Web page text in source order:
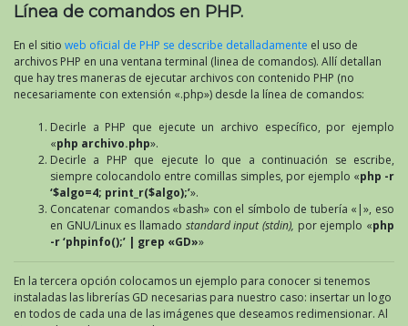
Línea de comandos en PHP.
En el sitio web oficial de PHP se describe detalladamente el uso de
archivos PHP en una ventana terminal (linea de comandos). Allí detallan
que hay tres maneras de ejecutar archivos con contenido PHP (no
necesariamente con extensión «.php») desde la línea de comandos:
Decirle a PHP que ejecute un archivo específico, por ejemplo
«php archivo.php».
Decirle a PHP que ejecute lo que a continuación se escribe,
siempre colocandolo entre comillas simples, por ejemplo «php -r
‘$algo=4; print_r($algo);’».
Concatenar comandos «bash» con el símbolo de tubería «|», eso
en GNU/Linux es llamado standard input (stdin), por ejemplo «php
-r ‘phpinfo();’ | grep «GD»»
En la tercera opción colocamos un ejemplo para conocer si tenemos
instaladas las librerías GD necesarias para nuestro caso: insertar un logo
en todos de cada una de las imágenes que deseamos redimensionar. Al